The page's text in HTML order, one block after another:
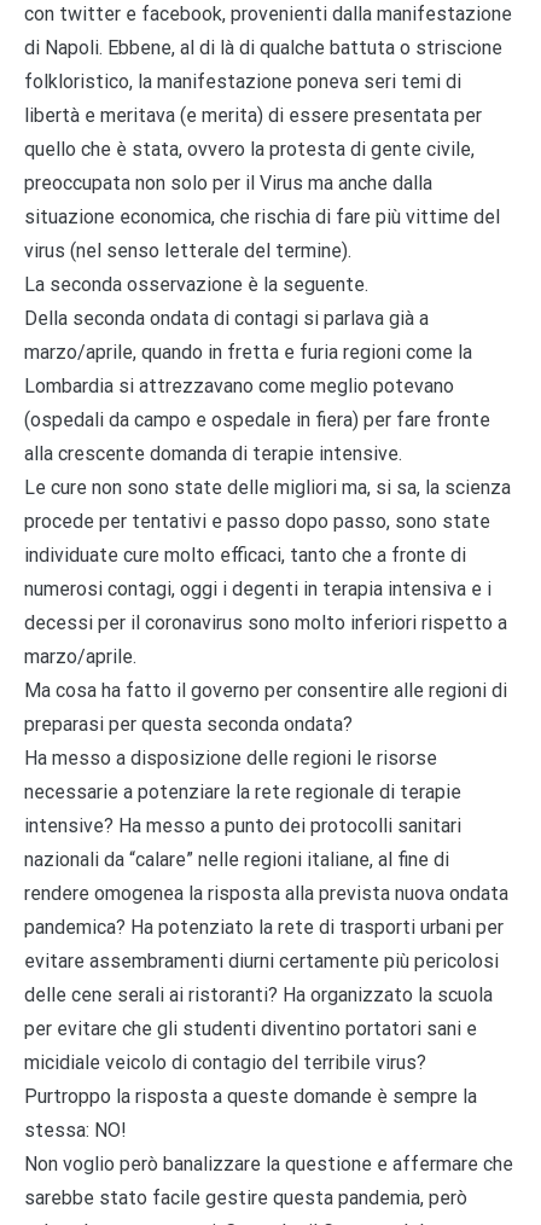
con twitter e facebook, provenienti dalla manifestazione
di Napoli. Ebbene, al di là di qualche battuta o striscione
folkloristico, la manifestazione poneva seri temi di
libertà e meritava (e merita) di essere presentata per
quello che è stata, ovvero la protesta di gente civile,
preoccupata non solo per il Virus ma anche dalla
situazione economica, che rischia di fare più vittime del
virus (nel senso letterale del termine).
La seconda osservazione è la seguente.
Della seconda ondata di contagi si parlava già a
marzo/aprile, quando in fretta e furia regioni come la
Lombardia si attrezzavano come meglio potevano
(ospedali da campo e ospedale in fiera) per fare fronte
alla crescente domanda di terapie intensive.
Le cure non sono state delle migliori ma, si sa, la scienza
procede per tentativi e passo dopo passo, sono state
individuate cure molto efficaci, tanto che a fronte di
numerosi contagi, oggi i degenti in terapia intensiva e i
decessi per il coronavirus sono molto inferiori rispetto a
marzo/aprile.
Ma cosa ha fatto il governo per consentire alle regioni di
preparasi per questa seconda ondata?
Ha messo a disposizione delle regioni le risorse
necessarie a potenziare la rete regionale di terapie
intensive? Ha messo a punto dei protocolli sanitari
nazionali da “calare” nelle regioni italiane, al fine di
rendere omogenea la risposta alla prevista nuova ondata
pandemica? Ha potenziato la rete di trasporti urbani per
evitare assembramenti diurni certamente più pericolosi
delle cene serali ai ristoranti? Ha organizzato la scuola
per evitare che gli studenti diventino portatori sani e
micidiale veicolo di contagio del terribile virus?
Purtroppo la risposta a queste domande è sempre la
stessa: NO!
Non voglio però banalizzare la questione e affermare che
sarebbe stato facile gestire questa pandemia, però